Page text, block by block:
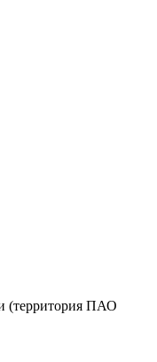
(территория ПАО